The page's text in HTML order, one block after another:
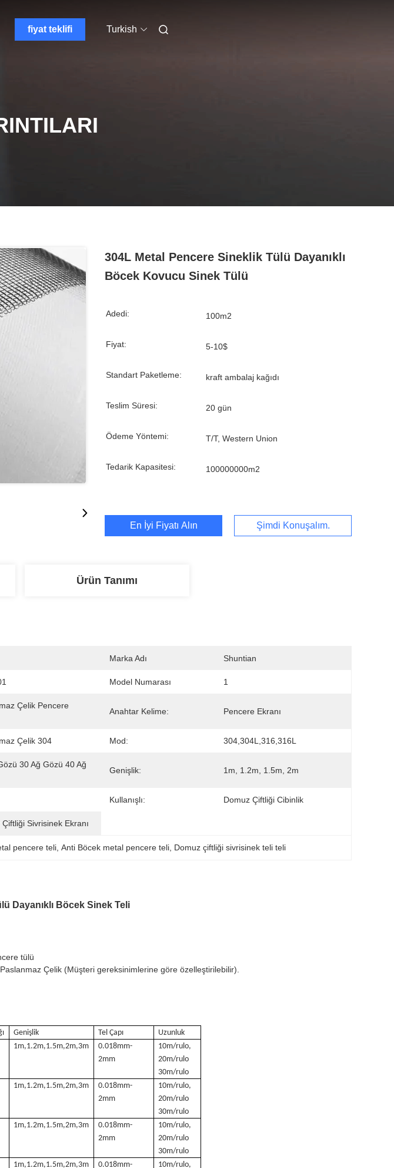
fiyat teklifi Turkish
304L Metal Pencere Sineklik Tülü Dayanıklı
Böcek Kovucu Sinek Tülü
Adedi: 100m2
Fiyat: 5-10$
Standart Paketleme: kraft ambalaj kağıdı
Teslim Süresi: 20 gün
Ödeme Yöntemi: T/T, Western Union
Tedarik Kapasitesi: 100000000m2
En İyi Fiyatı Alın Şimdi Konuşalım.
Ürün Tanımı
Marka Adı Shuntian
Model Numarası 1
Çelik Pencere
Anahtar Kelime: Pencere Ekranı
Çelik 304 Mod: 304,304L,316,316L
30 Ağ Gözü 40 Ağ
Genişlik: 1m, 1.2m, 1.5m, 2m
Kullanışlı: Domuz Çiftliği Cibinlik
Sivrisinek Ekranı
pencere teli , Anti Böcek metal pencere teli Domuz çiftliği sivrisinek teli teli
Dayanıklı Böcek Sinek Teli
tülü
Çelik (Müşteri gereksinimlerine göre özelleştirilebilir).
Genişlik Tel Çapı Uzunluk
1m,1.2m,1.5m,2m,3m
0.018mm-
2mm
10m/rulo,
20m/rulo
30m/rulo
1m,1.2m,1.5m,2m,3m
0.018mm-
2mm
10m/rulo,
20m/rulo
30m/rulo
1m,1.2m,1.5m,2m,3m
0.018mm-
2mm
10m/rulo,
20m/rulo
30m/rulo
1m,1.2m,1.5m,2m,3m
0.018mm-
10m/rulo,